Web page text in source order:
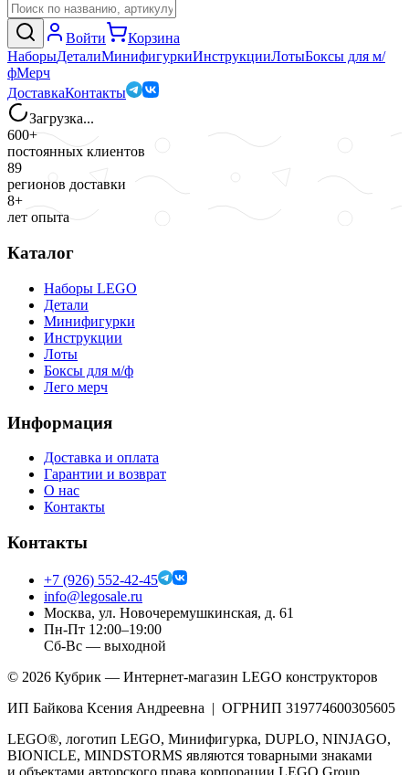
Войти
Корзина
НаборыДеталиМинифигуркиИнструкцииЛотыБоксы для м/
фМерч
ДоставкаКонтакты
Загрузка...
600+
постоянных клиентов
89
регионов доставки
8+
лет опыта
Каталог
Наборы LEGO
Детали
Минифигурки
Инструкции
Лоты
Боксы для м/ф
Лего мерч
Информация
Доставка и оплата
Гарантии и возврат
О нас
Контакты
Контакты
+7 (926) 552-42-45
info@legosale.ru
Москва, ул. Новочеремушкинская, д. 61
Пн-Пт 12:00–19:00
Сб-Вс — выходной
© 2026 Кубрик — Интернет-магазин LEGO конструкторов
ИП Байкова Ксения Андреевна | ОГРНИП 319774600305605
LEGO®, логотип LEGO, Минифигурка, DUPLO, NINJAGO,
BIONICLE, MINDSTORMS являются товарными знаками
и объектами авторского права корпорации LEGO Group.